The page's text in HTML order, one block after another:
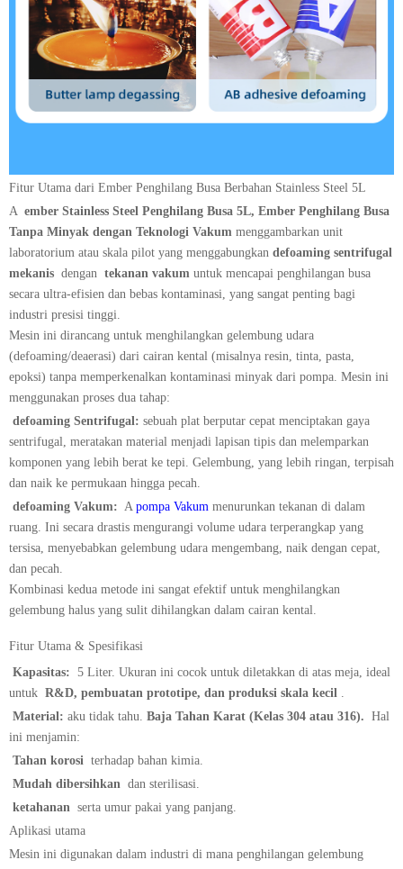
Fitur Utama dari Ember Penghilang Busa Berbahan Stainless Steel 5L
A ​ ember Stainless Steel Penghilang Busa 5L, Ember Penghilang Busa
Tanpa Minyak dengan Teknologi Vakum menggambarkan unit
laboratorium atau skala pilot yang menggabungkan defoaming sentrifugal
mekanis ​ dengan ​ tekanan vakum untuk mencapai penghilangan busa
secara ultra-efisien dan bebas kontaminasi, yang sangat penting bagi
industri presisi tinggi.
Mesin ini dirancang untuk menghilangkan gelembung udara
(defoaming/deaerasi) dari cairan kental (misalnya resin, tinta, pasta,
epoksi) tanpa memperkenalkan kontaminasi minyak dari pompa. Mesin ini
menggunakan proses dua tahap:
defoaming Sentrifugal: sebuah plat berputar cepat menciptakan gaya
sentrifugal, meratakan material menjadi lapisan tipis dan melemparkan
komponen yang lebih berat ke tepi. Gelembung, yang lebih ringan, terpisah
dan naik ke permukaan hingga pecah.
defoaming Vakum: ​ A pompa Vakum menurunkan tekanan di dalam
ruang. Ini secara drastis mengurangi volume udara terperangkap yang
tersisa, menyebabkan gelembung udara mengembang, naik dengan cepat,
dan pecah.
Kombinasi kedua metode ini sangat efektif untuk menghilangkan
gelembung halus yang sulit dihilangkan dalam cairan kental.
Fitur Utama & Spesifikasi
​Kapasitas:​ ​ 5 Liter. Ukuran ini cocok untuk diletakkan di atas meja, ideal
untuk ​ ​R&D, pembuatan prototipe, dan produksi skala kecil​ .
​Material:​ aku tidak tahu. ​Baja Tahan Karat (Kelas 304 atau 316).​ ​ Hal
ini menjamin:
​Tahan korosi​ ​ terhadap bahan kimia.
​Mudah dibersihkan​ ​ dan sterilisasi.
ketahanan ​ serta umur pakai yang panjang.
Aplikasi utama
Mesin ini digunakan dalam industri di mana penghilangan gelembung